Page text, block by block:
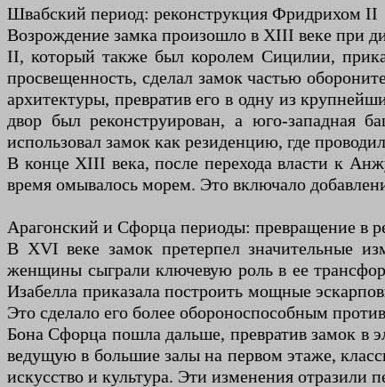
Швабский период: реконструкция Фридрихом II
Возрождение замка произошло в XIII веке при
II, который также был королем Сицилии,
просвещенность, сделал замок частью
архитектуры, превратив его в одну из
двор был реконструирован, а юго-западная
использовал замок как резиденцию, где
В конце XIII века, после перехода власти к
время омывалось морем. Это включало
Арагонский и Сфорца периоды: превращение в
В XVI веке замок претерпел значительные
женщины сыграли ключевую роль в ее
Изабелла приказала построить мощные
Это сделало его более обороноспособным
Бона Сфорца пошла дальше, превратив замок в
ведущую в большие залы на первом этаже,
искусство и культура. Эти изменения отразили